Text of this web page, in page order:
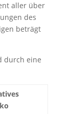
aller über
des
beträgt
durch eine